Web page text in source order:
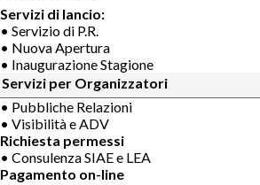
Servizi di lancio:
• Servizio di P.R.
• Nuova Apertura
• Inaugurazione Stagione
Servizi per Organizzatori
• Pubbliche Relazioni
• Visibilità e ADV
Richiesta permessi
• Consulenza SIAE e LEA
Pagamento on-line